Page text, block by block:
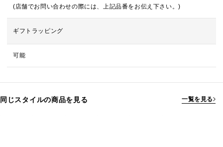
(店舗でお問い合わせの際には、上記品番をお伝え下さい。)
ギフトラッピング
可能
同じスタイルの商品を見る 一覧を見る